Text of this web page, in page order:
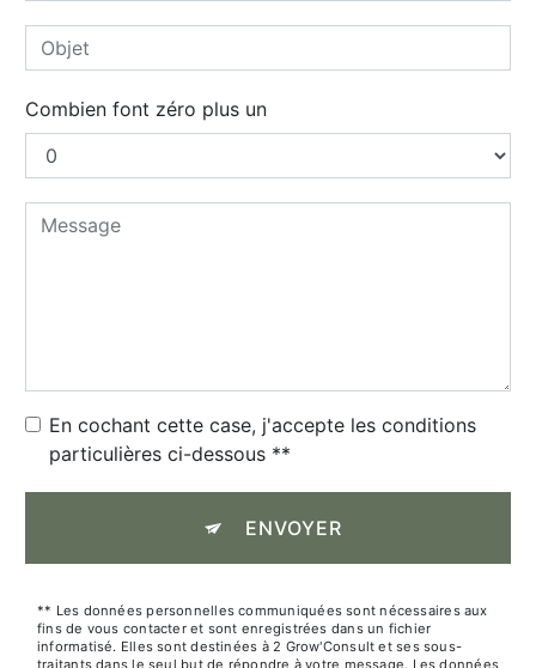
Combien font zéro plus un
En cochant cette case, j'accepte les conditions
particulières ci-dessous **
ENVOYER
** Les données personnelles communiquées sont nécessaires aux
fins de vous contacter et sont enregistrées dans un fichier
informatisé. Elles sont destinées à 2 Grow'Consult et ses sous-
traitants dans le seul but de répondre à votre message. Les données